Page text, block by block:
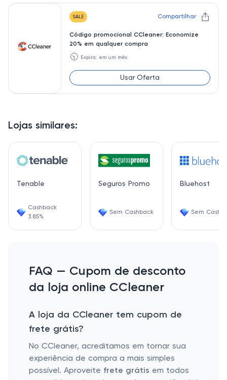
Lojas similares:
Tenable
Cashback
3.85%
Seguros Promo
Sem Cashback
Bluehost
Sem
SALE Compartilhar
Código promocional CCleaner: Economize
20% em qualquer compra
🕥 Expira: em um mês
Usar Oferta
FAQ — Cupom de desconto
da loja online CCleaner
A loja da CCleaner tem cupom de
frete grátis?
No CCleaner, acreditamos em tornar sua
experiência de compra a mais simples
possível. Aproveite frete grátis em todos